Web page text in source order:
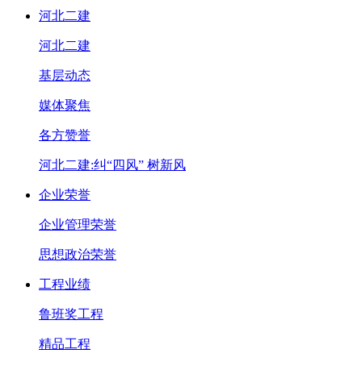
河北二建
河北二建
基层动态
媒体聚焦
各方赞誉
河北二建:纠“四风” 树新风
企业荣誉
企业管理荣誉
思想政治荣誉
工程业绩
鲁班奖工程
精品工程